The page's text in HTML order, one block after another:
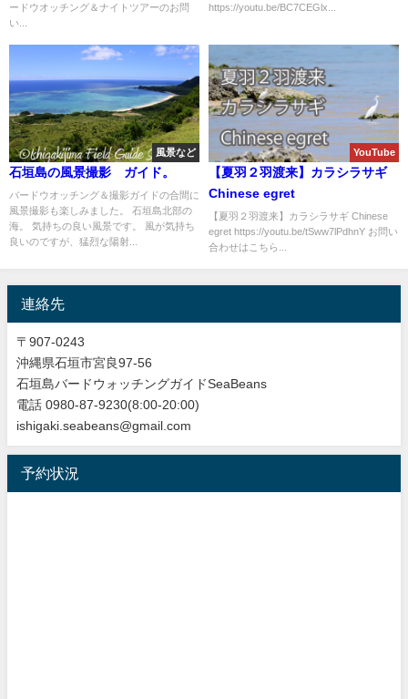
ードウオッチング＆ナイトツアーのお問
い...
https://youtu.be/BC7CEGlx...
風景など
石垣島の風景撮影 ガイド。
バードウオッチング＆撮影ガイドの合間に
風景撮影も楽しみました。 石垣島北部の
海。 気持ちの良い風景です。 風が気持ち
良いのですが、猛烈な陽射...
YouTube
【夏羽２羽渡来】カラシラサギ
Chinese egret
【夏羽２羽渡来】カラシラサギ Chinese
egret https://youtu.be/tSww7lPdhnY お問い
合わせはこちら...
連絡先
〒907-0243
沖縄県石垣市宮良97-56
石垣島バードウォッチングガイドSeaBeans
電話 0980-87-9230(8:00-20:00)
ishigaki.seabeans@gmail.com
予約状況